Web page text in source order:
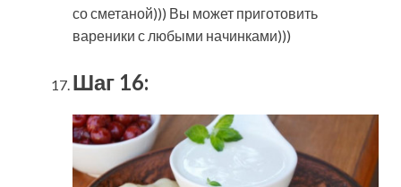
со сметаной))) Вы может приготовить
вареники с любыми начинками)))
Шаг 16: